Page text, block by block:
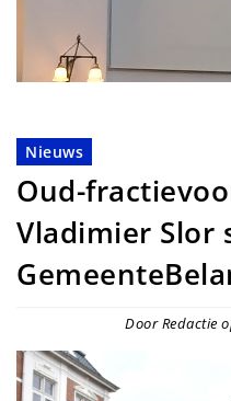
Nieuws
Oud-
Vladimier Slor
Door Redactie